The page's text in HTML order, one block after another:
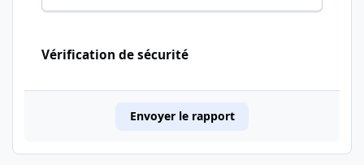
Vérification de sécurité
Envoyer le rapport